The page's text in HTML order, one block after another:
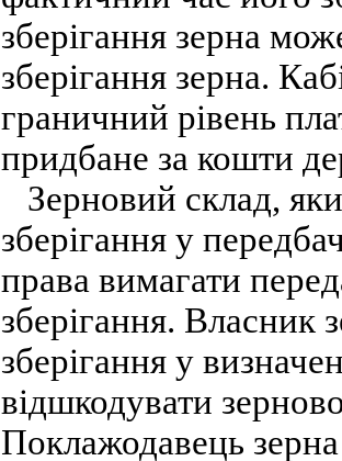
зберігання зерна
зберігання зерна.
граничний рівень
придбане за кошти
Зерновий склад,
зберігання у
права вимагати
зберігання. Власник
зберігання у
відшкодувати
Поклажодавець зерна